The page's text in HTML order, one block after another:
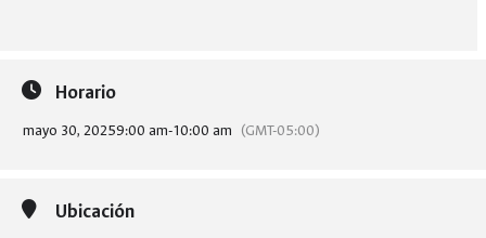
Horario
mayo 30, 20259:00 am-10:00 am (GMT-05:00)
Ubicación